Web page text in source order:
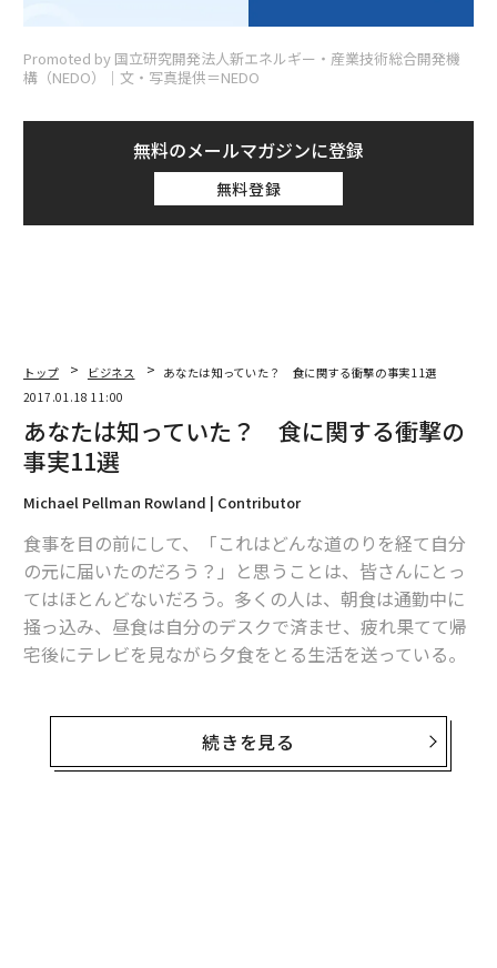
Promoted by 国立研究開発法人新エネルギー・産業技術総合開発機
構（NEDO）│文・写真提供＝NEDO
無料のメールマガジンに登録
無料登録
トップ ビジネス
あなたは知っていた？ 食に関する衝撃の事実11選
2017.01.18 11:00
あなたは知っていた？ 食に関する衝撃の
事実11選
Michael Pellman Rowland | Contributor
食事を目の前にして、「これはどんな道のりを経て自分
の元に届いたのだろう？」と思うことは、皆さんにとっ
てはほとんどないだろう。多くの人は、朝食は通勤中に
掻っ込み、昼食は自分のデスクで済ませ、疲れ果てて帰
宅後にテレビを見ながら夕食をとる生活を送っている。
そんな読者の皆さんが、次に食事をとるときに思わず考
えさせられてしまうような驚きの食に関する11の事実
を、以下に紹介しよう。
続きを見る